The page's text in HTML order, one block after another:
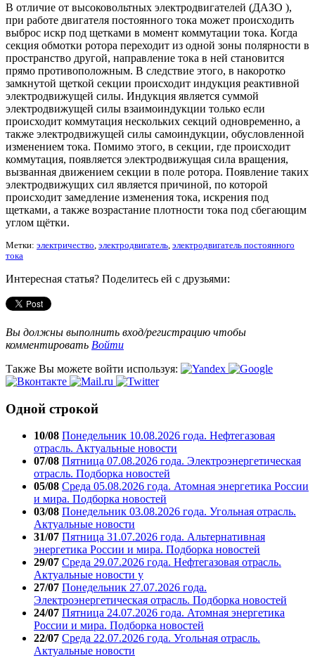
В отличие от высоковольтных электродвигателей (ДАЗО ),
при работе двигателя постоянного тока может происходить
выброс искр под щетками в момент коммутации тока. Когда
секция обмотки ротора переходит из одной зоны полярности в
пространство другой, направление тока в ней становится
прямо противоположным. В следствие этого, в накоротко
замкнутой щеткой секции происходит индукция реактивной
электродвижущей силы. Индукция является суммой
электродвижущей силы взаимоиндукции только если
происходит коммутация нескольких секций одновременно, а
также электродвижущей силы самоиндукции, обусловленной
изменением тока. Помимо этого, в секции, где происходит
коммутация, появляется электродвижущая сила вращения,
вызванная движением секции в поле ротора. Появление таких
электродвижущих сил является причиной, по которой
происходит замедление изменения тока, искрения под
щетками, а также возрастание плотности тока под сбегающим
углом щётки.
Метки: электричество, электродвигатель, электродвигатель постоянного
тока
Интересная статья? Поделитесь ей с друзьями:
Вы должны выполнить вход/регистрацию чтобы
комментировать Войти
Также Вы можете войти используя:
Одной строкой
10/08 Понедельник 10.08.2026 года. Нефтегазовая
отрасль. Актуальные новости
07/08 Пятница 07.08.2026 года. Электроэнергетическая
отрасль. Подборка новостей
05/08 Среда 05.08.2026 года. Атомная энергетика России
и мира. Подборка новостей
03/08 Понедельник 03.08.2026 года. Угольная отрасль.
Актуальные новости
31/07 Пятница 31.07.2026 года. Альтернативная
энергетика России и мира. Подборка новостей
29/07 Среда 29.07.2026 года. Нефтегазовая отрасль.
Актуальные новости у
27/07 Понедельник 27.07.2026 года.
Электроэнергетическая отрасль. Подборка новостей
24/07 Пятница 24.07.2026 года. Атомная энергетика
России и мира. Подборка новостей
22/07 Среда 22.07.2026 года. Угольная отрасль.
Актуальные новости